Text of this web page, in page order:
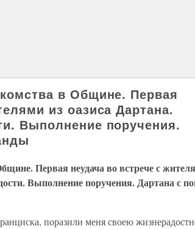
в Общине. Первая
из оазиса Дартана.
Выполнение поручения.
Первая неудача во встрече с
Выполнение поручения. Дартана с
поразили меня своею